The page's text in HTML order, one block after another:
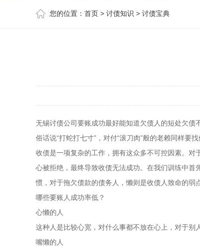
您的位置： 首页 > 讨债知识 > 讨债宝典
无锡讨债公司要账成功最好能知道欠债人的短处欠债
俗话说“打蛇打七寸”，对付“滚刀肉”般的老赖同样
收债是一项复杂的工作，拥有这众多不可控因素。
心被拒绝，最终导致收债无法成功。在我们训练中
惯，对于拖欠债款的债务人，懒则是收债人致命的弱
哪些要账人成功率低？
心懒的人
这种人是比较心宽，对什么事都不放在心上，对于别
嘴懒的人